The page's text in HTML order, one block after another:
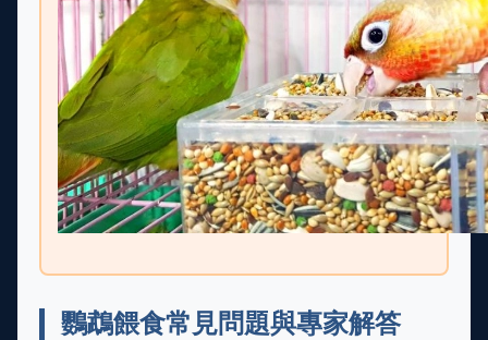
鸚鵡餵食常見問題與專家解答